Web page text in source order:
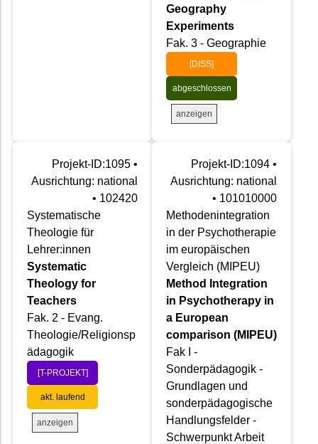
Geography
Experiments
Fak. 3 - Geographie
[DISS]
abgeschlossen
anzeigen
Projekt-ID:1095 •
Ausrichtung: national
• 102420
Systematische
Theologie für
Lehrer:innen
Systematic
Theology for
Teachers
Fak. 2 - Evang.
Theologie/Religionsp
ädagogik
[T-PROJEKT]
akt. laufend
anzeigen
Projekt-ID:1094 •
Ausrichtung: national
• 101010000
Methodenintegration
in der Psychotherapie
im europäischen
Vergleich (MIPEU)
Method Integration
in Psychotherapy in
a European
comparison (MIPEU)
Fak I -
Sonderpädagogik -
Grundlagen und
sonderpädagogische
Handlungsfelder -
Schwerpunkt Arbeit